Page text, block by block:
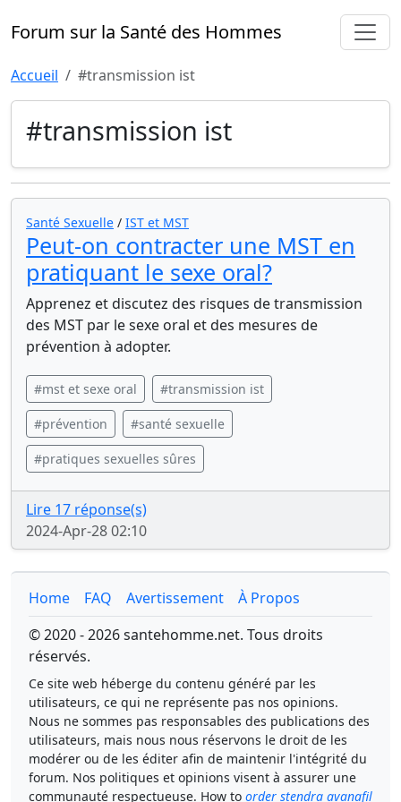
Forum sur la Santé des Hommes
Accueil #transmission ist
#transmission ist
Santé Sexuelle / IST et MST
Peut-on contracter une MST en
pratiquant le sexe oral?
Apprenez et discutez des risques de transmission
des MST par le sexe oral et des mesures de
prévention à adopter.
#mst et sexe oral #transmission ist
#prévention #santé sexuelle
#pratiques sexuelles sûres
Lire 17 réponse(s)
2024-Apr-28 02:10
Home FAQ Avertissement
À Propos
© 2020 - 2026 santehomme.net. Tous droits
réservés.
Ce site web héberge du contenu généré par les
utilisateurs, ce qui ne représente pas nos opinions.
Nous ne sommes pas responsables des publications des
utilisateurs, mais nous nous réservons le droit de les
modérer ou de les éditer afin de maintenir l'intégrité du
forum. Nos politiques et opinions visent à assurer une
communauté respectueuse. How to order stendra avanafil